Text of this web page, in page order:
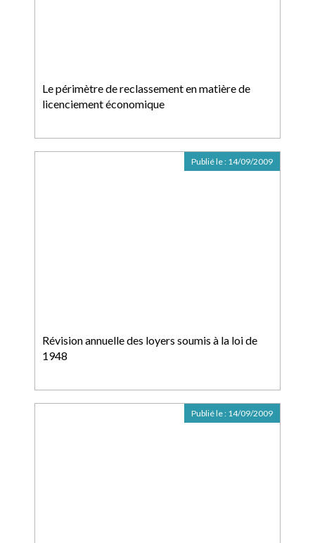
Le périmètre de reclassement en matière de
licenciement économique
Révision annuelle des loyers soumis à la loi de
1948
Publié le : 14/09/2009
Publié le : 14/09/2009